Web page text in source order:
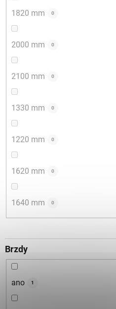
1820 mm 0
2000 mm 0
2100 mm 0
1330 mm 0
1220 mm 0
1620 mm 0
1640 mm 0
Brzdy
ano 1